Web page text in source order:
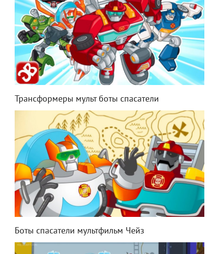
Трансформеры мульт боты спасатели
Боты спасатели мультфильм Чейз